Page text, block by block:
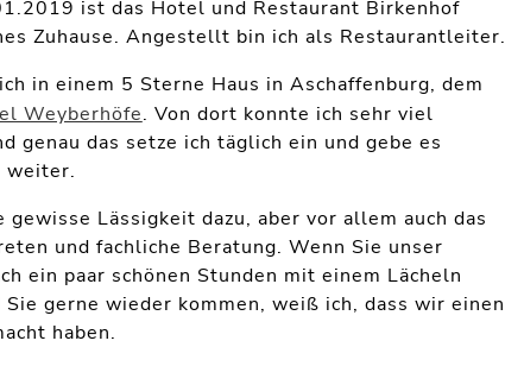
ist das Hotel und Restaurant Birkenhof
Zuhause. Angestellt bin ich als Restaurantleiter.
in einem 5 Sterne Haus in Aschaffenburg, dem
Weyberhöfe. Von dort konnte ich sehr viel
genau das setze ich täglich ein und gebe es
weiter.
gewisse Lässigkeit dazu, aber vor allem auch das
und fachliche Beratung. Wenn Sie unser
ein paar schönen Stunden mit einem Lächeln
gerne wieder kommen, weiß ich, dass wir einen
haben.